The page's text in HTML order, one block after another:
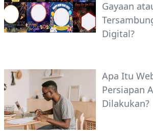
Gayaan
Digital?
Apa Itu
Persiapan
Dilakukan?